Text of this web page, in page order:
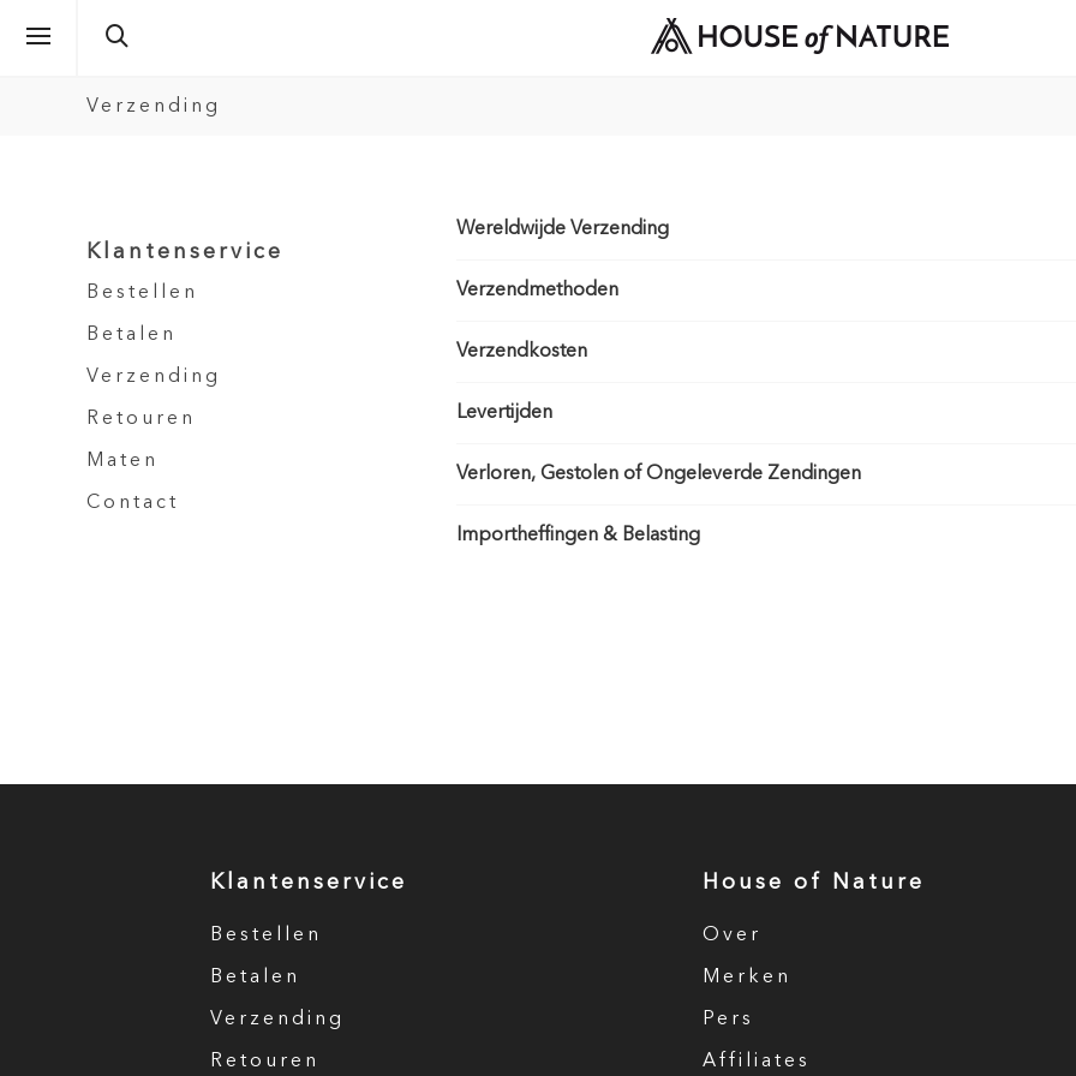
Verzending
Klantenservice
Bestellen
Betalen
Verzending
Retouren
Maten
Contact
Wereldwijde Verzending
Verzendmethoden
Verzendkosten
Levertijden
Verloren, Gestolen of Ongeleverde Zendingen
Importheffingen & Belasting
Klantenservice
Bestellen
Betalen
Verzending
Retouren
House of Nature
Over
Merken
Pers
Affiliates